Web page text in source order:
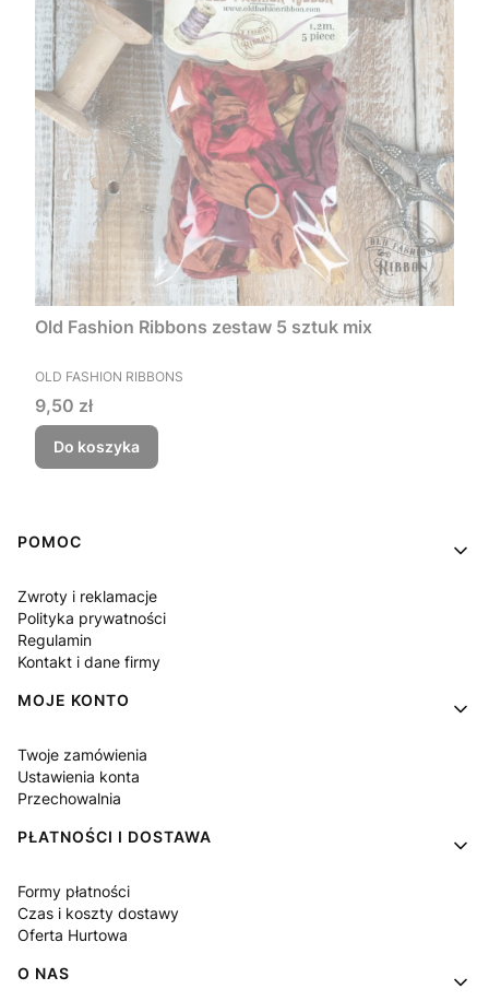
Old Fashion Ribbons zestaw 5 sztuk mix
PRODUCENT
OLD FASHION RIBBONS
Cena
9,50 zł
Do koszyka
Linki w stopce
POMOC
Zwroty i reklamacje
Polityka prywatności
Regulamin
Kontakt i dane firmy
MOJE KONTO
Twoje zamówienia
Ustawienia konta
Przechowalnia
PŁATNOŚCI I DOSTAWA
Formy płatności
Czas i koszty dostawy
Oferta Hurtowa
O NAS